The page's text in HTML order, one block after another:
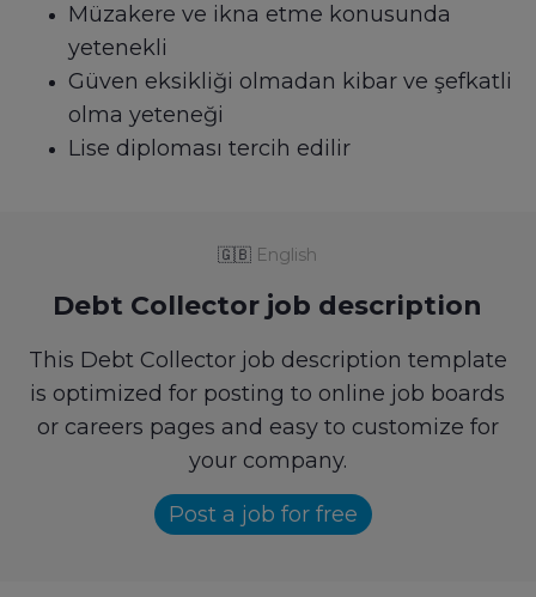
Müzakere ve ikna etme konusunda
yetenekli
Güven eksikliği olmadan kibar ve şefkatli
olma yeteneği
Lise diploması tercih edilir
🇬🇧 English
Debt Collector job description
This Debt Collector job description template
is optimized for posting to online job boards
or careers pages and easy to customize for
your company.
Post a job for free